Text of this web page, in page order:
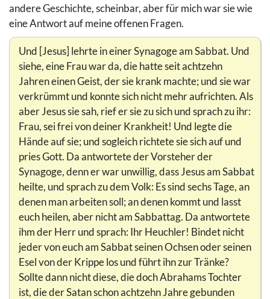
andere Geschichte, scheinbar, aber für mich war sie wie
eine Antwort auf meine offenen Fragen.
Und [Jesus] lehrte in einer Synagoge am Sabbat. Und
siehe, eine Frau war da, die hatte seit achtzehn
Jahren einen Geist, der sie krank machte; und sie war
verkrümmt und konnte sich nicht mehr aufrichten. Als
aber Jesus sie sah, rief er sie zu sich und sprach zu ihr:
Frau, sei frei von deiner Krankheit! Und legte die
Hände auf sie; und sogleich richtete sie sich auf und
pries Gott. Da antwortete der Vorsteher der
Synagoge, denn er war unwillig, dass Jesus am Sabbat
heilte, und sprach zu dem Volk: Es sind sechs Tage, an
denen man arbeiten soll; an denen kommt und lasst
euch heilen, aber nicht am Sabbattag. Da antwortete
ihm der Herr und sprach: Ihr Heuchler! Bindet nicht
jeder von euch am Sabbat seinen Ochsen oder seinen
Esel von der Krippe los und führt ihn zur Tränke?
Sollte dann nicht diese, die doch Abrahams Tochter
ist, die der Satan schon achtzehn Jahre gebunden